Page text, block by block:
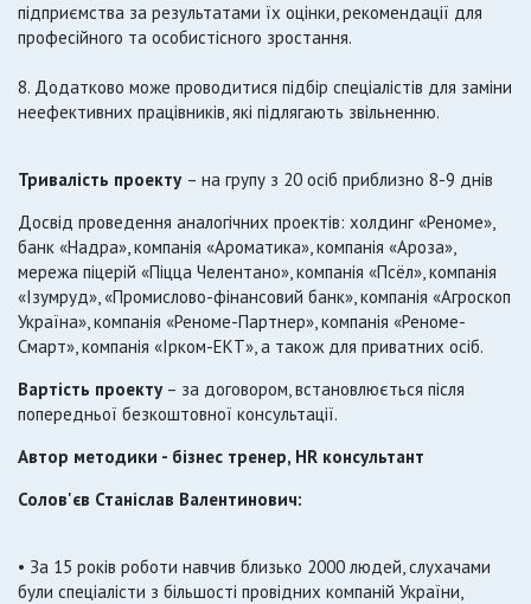
підприємства за результатами їх оцінки, рекомендації для
професійного та особистісного зростання.
8. Додатково може проводитися підбір спеціалістів для заміни
неефективних працівників, які підлягають звільненню.
Тривалість проекту – на групу з 20 осіб приблизно 8-9 днів
Досвід проведення аналогічних проектів: холдинг «Реноме»,
банк «Надра», компанія «Ароматика», компанія «Ароза»,
мережа піцерій «Піцца Челентано», компанія «Псёл», компанія
«Ізумруд», «Промислово-фінансовий банк», компанія «Агроскоп
Україна», компанія «Реноме-Партнер», компанія «Реноме-
Смарт», компанія «Ірком-ЕКТ», а також для приватних осіб.
Вартість проекту– за договором, встановлюється після
попередньої безкоштовної консультації.
Автор методики - бізнес тренер, HR консультант
Солов'єв Станіслав Валентинович:
• За 15 років роботи навчив близько 2000 людей, слухачами
були спеціалісти з більшості провідних компаній України,